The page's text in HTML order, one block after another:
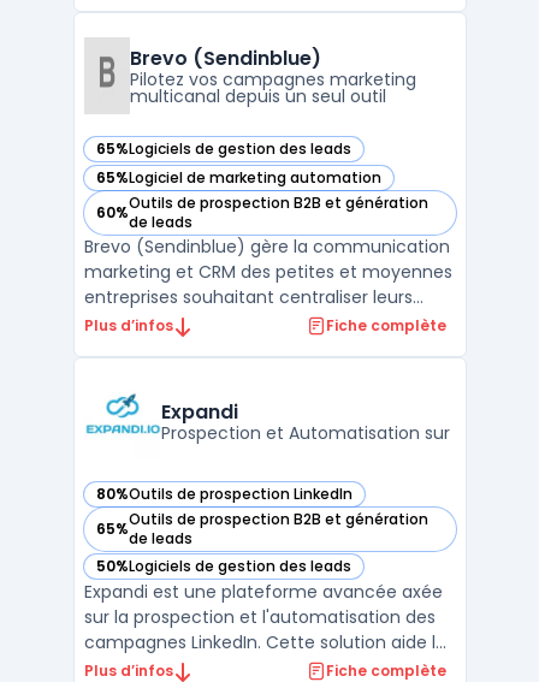
des informations détaillées sur des millions
Brevo (Sendinblue)
Pilotez vos campagnes marketing
multicanal depuis un seul outil
65%Logiciels de gestion des leads
— voir Brevo (Sendinblue) dans cette catégorie
65%Logiciel de marketing automation
— voir Brevo (Sendinblue) dans cette catégorie
60%Outils de prospection B2B et génération
de leads
— voir Brevo (Sendinblue) dans cette catégorie
Brevo (Sendinblue) gère la communication
marketing et CRM des petites et moyennes
entreprises souhaitant centraliser leurs
actions sans multiplier les outils. La
à maîtriser leurs budgets, tout en
respectant les exigen ...
Plus d’infos Fiche complète
Expandi
Prospection et Automatisation sur
80%Outils de prospection LinkedIn
— voir Expandi dans cette catégorie
65%Outils de prospection B2B et génération
de leads
— voir Expandi dans cette catégorie
50%Logiciels de gestion des leads
— voir Expandi dans cette catégorie
Expandi est une plateforme avancée axée
sur la prospection et l'automatisation des
campagnes LinkedIn. Cette solution aide les
entreprises à augmenter leur portée et leur
Plus d’infos Fiche complète